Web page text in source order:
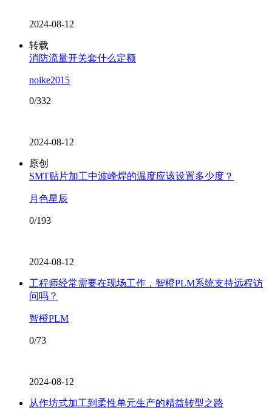
2024-08-12
转载
消防流量开关套什么定额
noike2015
0/332
2024-08-12
原创
SMT贴片加工中波峰焊的温度应该设置多少度？
月色星辰
0/193
2024-08-12
工程师经常需要在现场工作，智橙PLM系统支持远程访
问吗？
智橙PLM
0/73
2024-08-12
从作坊式加工到柔性单元生产的精益转型之路